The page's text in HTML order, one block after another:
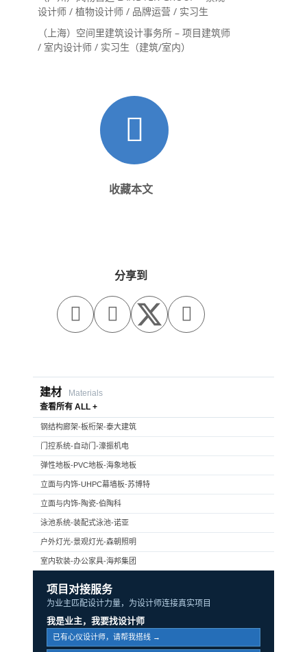
设计师 / 植物设计师 / 品牌运营 / 实习生
（上海）空间里建筑设计事务所 – 项目建筑师
/ 室内设计师 / 实习生（建筑/室内）
收藏本文
分享到
  
建材
Materials
查看所有 ALL +
钢结构廊架-板桁架-泰大建筑
门控系统-自动门-濠振机电
弹性地板-PVC地板-海象地板
立面与内饰-UHPC幕墙板-苏博特
立面与内饰-陶瓷-伯陶科
泳池系统-装配式泳池-诺亚
户外灯光-景观灯光-森朝照明
室内软装-办公家具-海邦集团
项目对接服务
为业主匹配设计力量，为设计师连接真实项目
我是业主，我要找设计师
已有心仪设计师，请帮我搭线 →